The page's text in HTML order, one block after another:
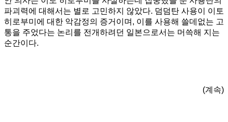
파괴력에 대해서는 별로 고민하지 않았다. 덤덤탄 사용이 이토
히로부미에 대한 악감정의 증거이며, 이를 사용해 쓸데없는 고
통을 주었다는 논리를 전개하려던 일본으로서는 머쓱해 지는
순간이다.
(계속)